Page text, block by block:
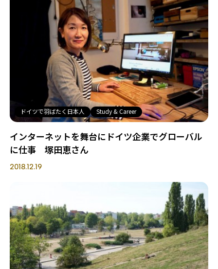
ドイツで羽ばたく日本人 Study & Career
インターネットを舞台にドイツ企業でグローバル
に仕事 塚田恵さん
2018.12.19